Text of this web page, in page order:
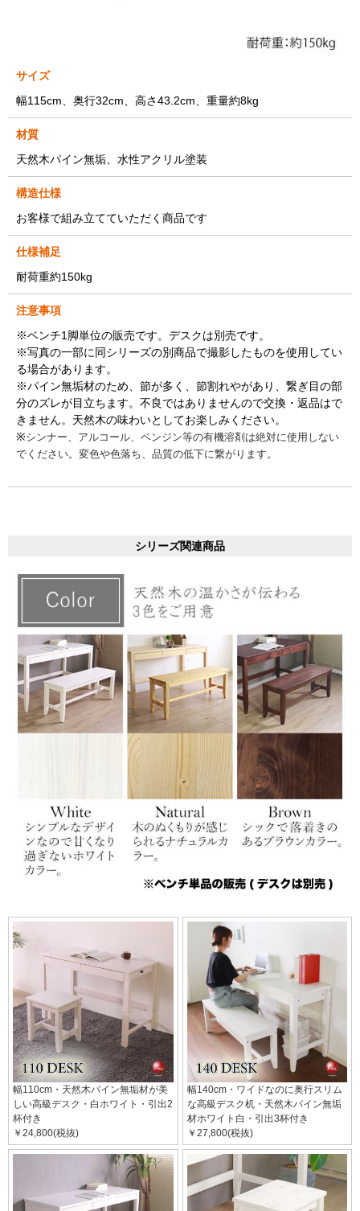
サイズ
幅115cm、奥行32cm、高さ43.2cm、重量約8kg
材質
天然木パイン無垢、水性アクリル塗装
構造仕様
お客様で組み立てていただく商品です
仕様補足
耐荷重約150kg
注意事項
※ベンチ1脚単位の販売です。デスクは別売です。
※写真の一部に同シリーズの別商品で撮影したものを使用してい
る場合があります。
※パイン無垢材のため、節が多く、節割れやがあり、繋ぎ目の部
分のズレが目立ちます。不良ではありませんので交換・返品はで
きません。天然木の味わいとしてお楽しみください。
※シンナー、アルコール、ベンジン等の有機溶剤は絶対に使用しない
でください。変色や色落ち、品質の低下に繋がります。
シリーズ関連商品
幅110cm・天然木パイン無垢材が美
しい高級デスク・白ホワイト・引出2
杯付き
￥24,800(税抜)
幅140cm・ワイドなのに奥行スリム
な高級デスク机・天然木パイン無垢
材ホワイト白・引出3杯付き
￥27,800(税抜)